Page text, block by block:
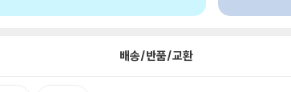
배송/반품/교환